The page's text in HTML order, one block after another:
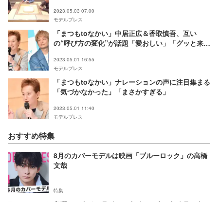
2023.05.03 07:00
モデルプレス
「まつもtoなかい」中居正広＆香取慎吾、互い
の“呼び方の変化”が話題「愛おしい」「グッと来
2023.05.01 16:55
モデルプレス
「まつもtoなかい」ナレーションの声に注目集まる
「気づかなかった」「まさかすぎる」
2023.05.01 11:40
モデルプレス
おすすめ特集
8月のカバーモデルは映画「ブルーロック」の高橋
文哉
特集